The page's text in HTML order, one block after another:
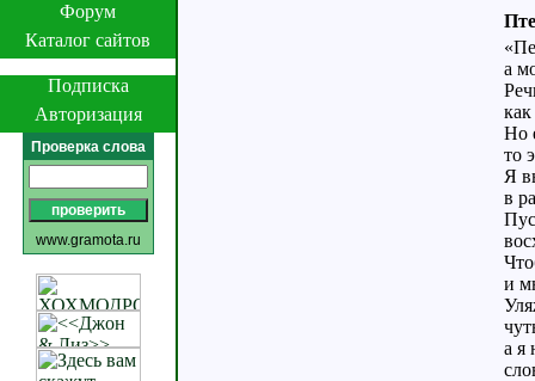
Форум
Каталог сайтов
Подписка
Авторизация
Проверка слова
www.gramota.ru
а
Но
то
Я
в
и
а я